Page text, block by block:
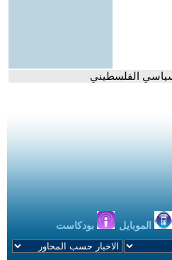
الفلسطيني
الموبايل بودكاست